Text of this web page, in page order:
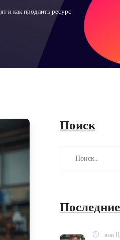
и как продлить ресурс
Поиск
янв